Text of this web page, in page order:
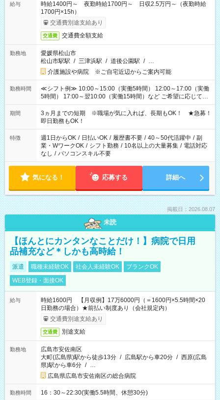
給与
時給1400円～ 夜勤時給1700円～ 日収2.5万円～（夜勤時給
1700円×15h）
交通費別途支給あり
交通費 交通費全額支給
勤務地
愛媛県松山市
松山市駅駅 / 三津浜駅 / 道後公園駅 / …
介護施設や病院 ※ご自宅近辺からご案内可能
勤務時間
≪シフト例≫ 10:00～15:00（実働5時間） 12:00～17:00（実働
5時間） 17:00～翌10:00（実働15時間）など ご希望に応じて、
働く時間は調整できます！ お気軽に担当へ相談ください！
期間
3ヵ月までの短期 ※職場が気に入れば、長期もOK！ ★急募！
即日勤務もOK！
特徴 週1日からOK / 日払いOK / 履歴書不要 / 40～50代活躍中 / 副
業・WワークOK / シフト勤務 / 10名以上の大量募集 / 電話対応
なし / パソコンスキル不要
気になる！ 応募する 詳細へ
掲載日：2026.08.07
未読
【ほんとにカンタンなことだけ！】病院で日用
品補充など＊しかも高時給！
派遣 職種未経験OK 社会人未経験OK
ブランクOK
WEB登録・面接OK
給与
時給1600円 【月収例】17万6000円（＝1600円×5.5時間×20
日勤務の場合）★前払い制度あり（会社規定内）
交通費別途支給あり
交通費 別途支給
勤務地
広島市安佐南区
大町(広島県)駅から徒歩13分 / 広島駅から車20分 / 西原(広島
県)駅から車6分 / …
広島県広島市安佐南区の総合病院
勤務時間 16：30～22:30(実働5.5時間、休憩30分)